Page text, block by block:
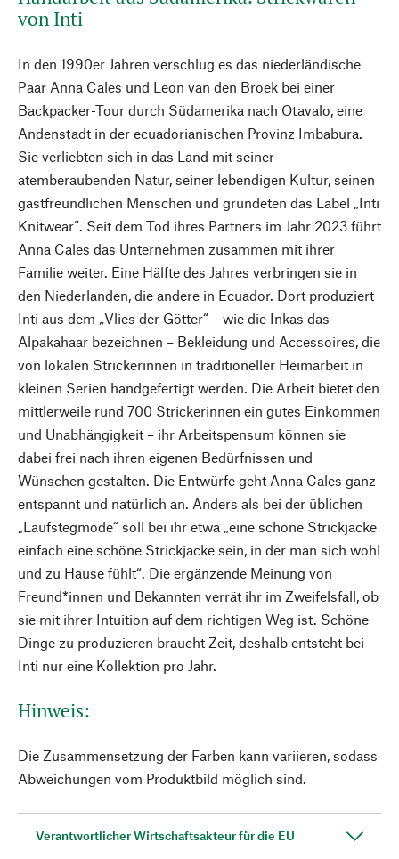
von Inti
In den 1990er Jahren verschlug es das niederländische
Paar Anna Cales und Leon van den Broek bei einer
Backpacker-Tour durch Südamerika nach Otavalo, eine
Andenstadt in der ecuadorianischen Provinz Imbabura.
Sie verliebten sich in das Land mit seiner
atemberaubenden Natur, seiner lebendigen Kultur, seinen
gastfreundlichen Menschen und gründeten das Label „Inti
Knitwear“. Seit dem Tod ihres Partners im Jahr 2023 führt
Anna Cales das Unternehmen zusammen mit ihrer
Familie weiter. Eine Hälfte des Jahres verbringen sie in
den Niederlanden, die andere in Ecuador. Dort produziert
Inti aus dem „Vlies der Götter“ – wie die Inkas das
Alpakahaar bezeichnen – Bekleidung und Accessoires, die
von lokalen Strickerinnen in traditioneller Heimarbeit in
kleinen Serien handgefertigt werden. Die Arbeit bietet den
mittlerweile rund 700 Strickerinnen ein gutes Einkommen
und Unabhängigkeit – ihr Arbeitspensum können sie
dabei frei nach ihren eigenen Bedürfnissen und
Wünschen gestalten. Die Entwürfe geht Anna Cales ganz
entspannt und natürlich an. Anders als bei der üblichen
„Laufstegmode“ soll bei ihr etwa „eine schöne Strickjacke
einfach eine schöne Strickjacke sein, in der man sich wohl
und zu Hause fühlt“. Die ergänzende Meinung von
Freund*innen und Bekannten verrät ihr im Zweifelsfall, ob
sie mit ihrer Intuition auf dem richtigen Weg ist. Schöne
Dinge zu produzieren braucht Zeit, deshalb entsteht bei
Inti nur eine Kollektion pro Jahr.
Hinweis:
Die Zusammensetzung der Farben kann variieren, sodass
Abweichungen vom Produktbild möglich sind.
Verantwortlicher Wirtschaftsakteur für die EU